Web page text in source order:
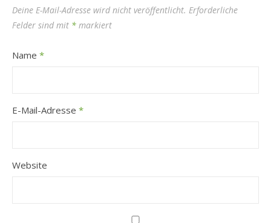
Deine E-Mail-Adresse wird nicht veröffentlicht. Erforderliche
Felder sind mit * markiert
Name *
E-Mail-Adresse *
Website